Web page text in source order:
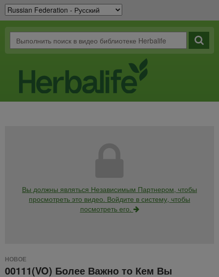
Вы должны являться Независимым Партнером, чтобы
просмотреть это видео. Войдите в систему, чтобы
посмотреть его.
НОВОЕ
00111(VO) Более Важно то Кем Вы